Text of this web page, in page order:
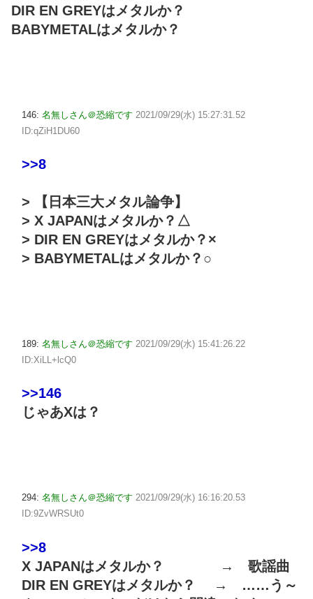
DIR EN GREYはメタルか？
BABYMETALはメタルか？
146: 名無しさん＠恐縮です 2021/09/29(水) 15:27:31.52
ID:qZiH1DU60
>>8
> 【日本三大メタル論争】
> X JAPANはメタルか？△
> DIR EN GREYはメタルか？×
> BABYMETALはメタルか？○
189: 名無しさん＠恐縮です 2021/09/29(水) 15:41:26.22
ID:XiLL+lcQ0
>>146
じゃあXは？
294: 名無しさん＠恐縮です 2021/09/29(水) 16:16:20.53
ID:9ZvWRSUt0
>>8
X JAPANはメタルか？ → 歌謡曲
DIR EN GREYはメタルか？ → ……う～